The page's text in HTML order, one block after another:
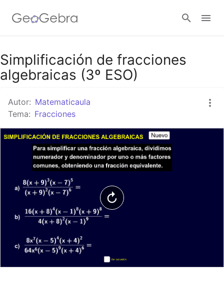
Google Classroom
Abrir sesión
Simplificación de fracciones
algebraicas (3º ESO)
Autor: Matematicaula
Tema: Fracciones